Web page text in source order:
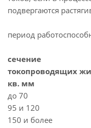
подвергаются
период
сечение
токопроводящих
кв. мм
до 70
95 и 120
150 и более